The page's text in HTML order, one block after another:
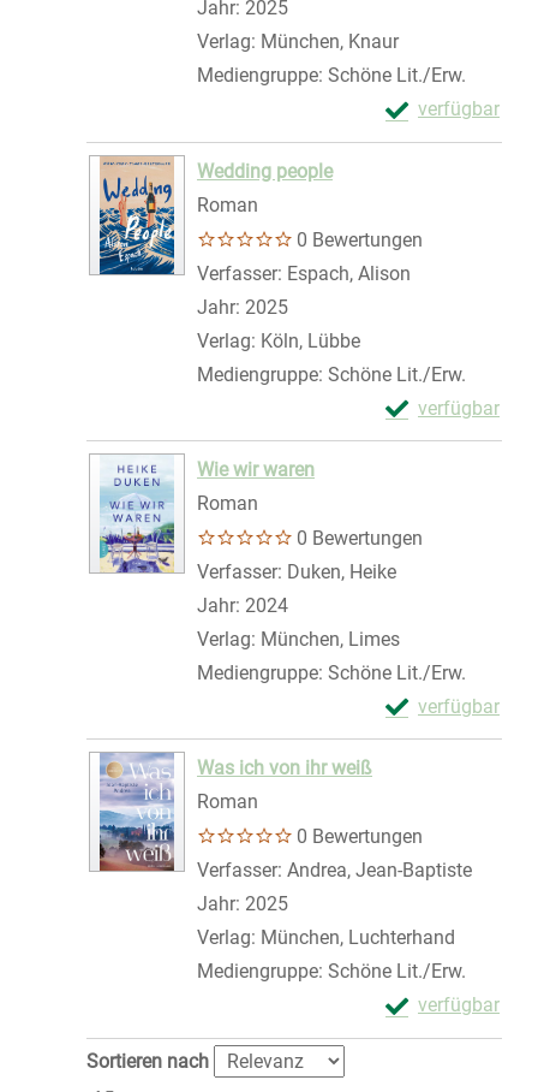
Jahr: 2025
Verlag: München, Knaur
Mediengruppe: Schöne Lit./Erw.
verfügbar
Exemplar-
Zum Download
Wedding people
Roman
0 Bewertungen
Verfasser: Espach, Alison
Jahr: 2025
Verlag: Köln, Lübbe
Mediengruppe: Schöne Lit./Erw.
verfügbar
Exemplar-
Zum Download
Wie wir waren
Roman
0 Bewertungen
Verfasser: Duken, Heike
Jahr: 2024
Verlag: München, Limes
Mediengruppe: Schöne Lit./Erw.
verfügbar
Exemplar-
Zum Download
Was ich von ihr weiß
Roman
0 Bewertungen
Verfasser: Andrea, Jean-Baptiste
Jahr: 2025
Verlag: München, Luchterhand
Mediengruppe: Schöne Lit./Erw.
verfügbar
Exemplar-
Zum Download
Zu den Suchfiltern springen
Sortieren nach